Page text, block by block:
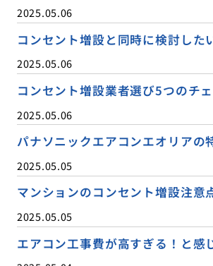
2025.05.06
コンセント増設と同時に検討した
2025.05.06
コンセント増設業者選び5つのチ
2025.05.06
パナソニックエアコンエオリアの
2025.05.05
マンションのコンセント増設注意
2025.05.05
エアコン工事費が高すぎる！と感